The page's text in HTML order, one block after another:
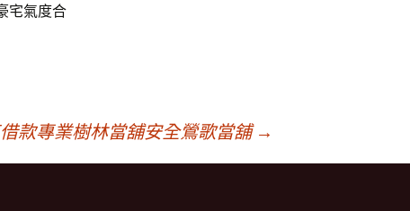
宅氣度合
款專業樹林當舖安全鶯歌當舖 →